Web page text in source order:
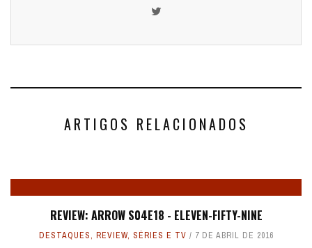
ARTIGOS RELACIONADOS
REVIEW: ARROW S04E18 - ELEVEN-FIFTY-NINE
DESTAQUES, REVIEW, SÉRIES E TV 7 DE ABRIL DE 2016